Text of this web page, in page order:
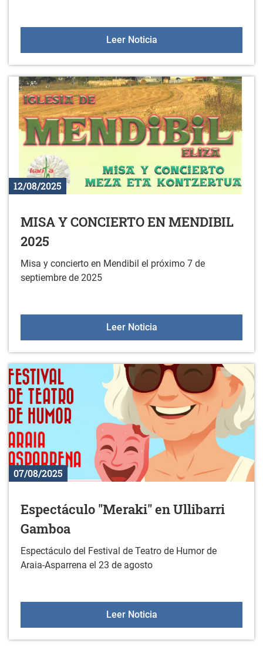
Leer Noticia3ª ETAPA DE LA XLIII
12/08/2025
MISA Y CONCIERTO EN MENDIBIL
2025
Misa y concierto en Mendibil el próximo 7 de
septiembre de 2025
Leer NoticiaMISA Y CONCIERTO EN
07/08/2025
Espectáculo "Meraki" en Ullibarri
Gamboa
Espectáculo del Festival de Teatro de Humor de
Araia-Asparrena el 23 de agosto
Leer NoticiaEspectáculo "Meraki" en